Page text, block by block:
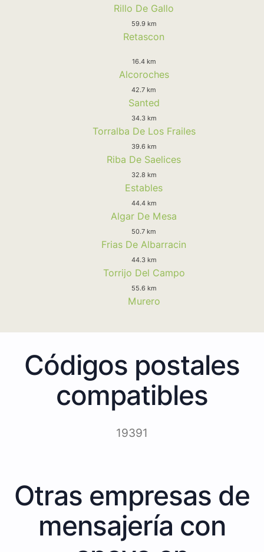
Rillo De Gallo
59.9 km
Retascon
16.4 km
Alcoroches
42.7 km
Santed
34.3 km
Torralba De Los Frailes
39.6 km
Riba De Saelices
32.8 km
Estables
44.4 km
Algar De Mesa
50.7 km
Frias De Albarracin
44.3 km
Torrijo Del Campo
55.6 km
Murero
Códigos postales
compatibles
19391
Otras empresas de
mensajería con